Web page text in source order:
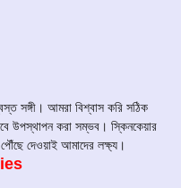
সঙ্গী। আমরা বিশ্বাস করি সঠিক
উপস্থাপন করা সম্ভব। স্কিনকেয়ার
দেওয়াই আমাদের লক্ষ্য।